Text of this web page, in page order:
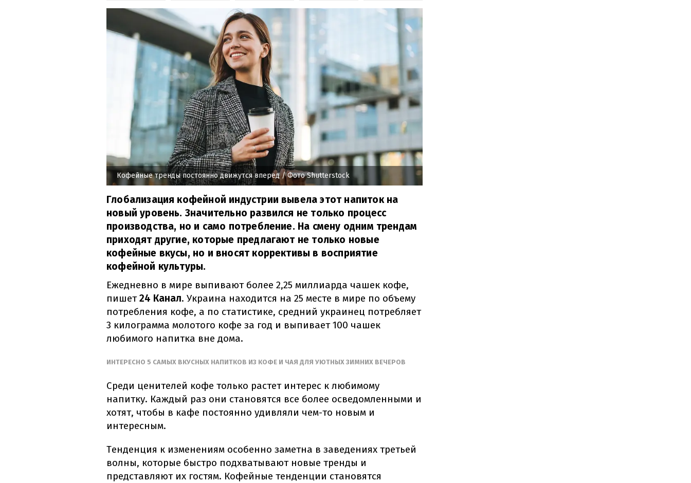
Кофейные тренды постоянно движутся вперед/ Фото Shutterstock
Глобализация кофейной индустрии вывела этот напиток на
новый уровень. Значительно развился не только процесс
производства, но и само потребление. На смену одним трендам
приходят другие, которые предлагают не только новые
кофейные вкусы, но и вносят коррективы в восприятие
кофейной культуры.
Ежедневно в мире выпивают более 2,25 миллиарда чашек кофе,
пишет24 Канал. Украина находится на 25 месте в мире по объему
потребления кофе, а по статистике, средний украинец потребляет
3 килограмма молотого кофе за год и выпивает 100 чашек
любимого напитка вне дома.
ИНТЕРЕСНО 5 САМЫХ ВКУСНЫХ НАПИТКОВ ИЗ КОФЕ И ЧАЯ ДЛЯ УЮТНЫХ ЗИМНИХ ВЕЧЕРОВ
Среди ценителей кофе только растет интерес к любимому
напитку. Каждый раз они становятся все более осведомленными и
хотят, чтобы в кафе постоянно удивляли чем-то новым и
интересным.
Тенденция к изменениям особенно заметна в заведениях третьей
волны, которые быстро подхватывают новые тренды и
представляют их гостям. Кофейные тенденции становятся